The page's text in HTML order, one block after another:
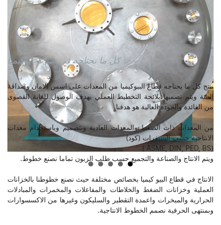
كل ما تحتاجه في صناعة يوكيميا
ننتج كل ما يحتاجه قطاع البيوكيميا من المعدات على اسس الامان وصداقة
البيئة ويتم تصميها بلائحة التخطيط العملي بهدف الوصول للغاية القصوى
من الفائدة والجودة العالية هو هدفنا.
من المعدات ذات الضغط والمعدات العادية وبتصميم وباستخدام معدات
الانتاجية حسب الشيفرات (كود)
(ASME, DIN, PED, BS )
ويتم الانتاج والصناعة والتجميع حسب طلب الزبون تماما نصنع خطوط.
الانتاج في قطاع البيو كيميا بخصائص مختلفة حيث نصنع خطوطنا بالخزانات
العملية وخزانات الضغط والخلاطات والمفاعلات والمخمرات والمبادلات
الحرارية والمبخرات واعمدة التقطير والسليكون وغيرها من الاكسسوارات
وبمنتهى الحرفية نصمم الخطوط الانتاجية.